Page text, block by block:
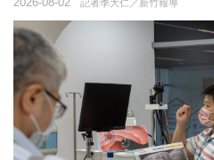
記者季大仁／新竹報導